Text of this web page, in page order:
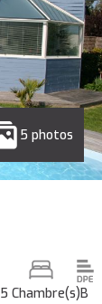
5 photos
5 Chambre(s)B